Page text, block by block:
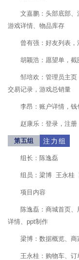
文嘉鹏：头部底部、
游戏详情、物品库存
曾有强：好友列表
胡颖浩：愿望单，
邹培欢：管理员主页
交易记录，游戏总销量
李昂：账户详情，钱
赵康乐：登录，注
第五组 注力组
组长：陈逸磊
组员：梁博 王永桂
项目内容
陈逸磊：商城首页
详情、ppt制作
梁博：数据概览、
王永桂：购物车、